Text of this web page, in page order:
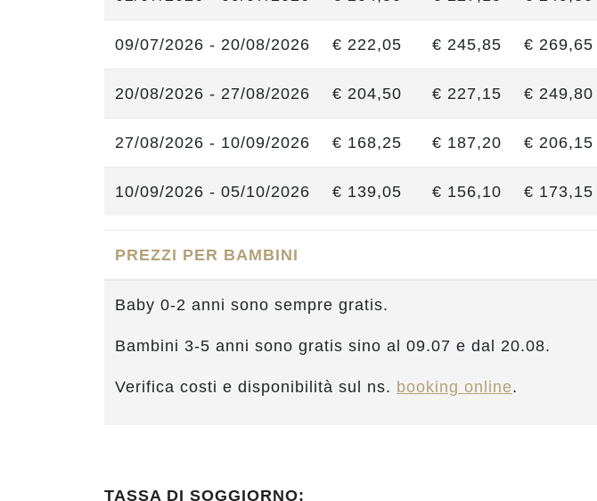
09/07/2026 - 20/08/2026 € 222,05 € 245,85 € 269,65
20/08/2026 - 27/08/2026 € 204,50 € 227,15 € 249,80
27/08/2026 - 10/09/2026 € 168,25 € 187,20 € 206,15
10/09/2026 - 05/10/2026 € 139,05 € 156,10 € 173,15
PREZZI PER BAMBINI
Baby 0-2 anni sono sempre gratis.
Bambini 3-5 anni sono gratis sino al 09.07 e dal 20.08.
Verifica costi e disponibilità sul ns. booking online.
TASSA DI SOGGIORNO: